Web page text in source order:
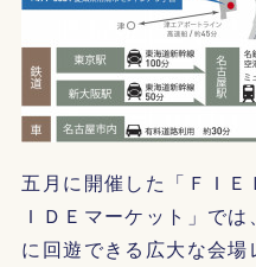
五月に開催した「ＦＩ
ＩＤＥマーケット」で
に回遊できる広大な会